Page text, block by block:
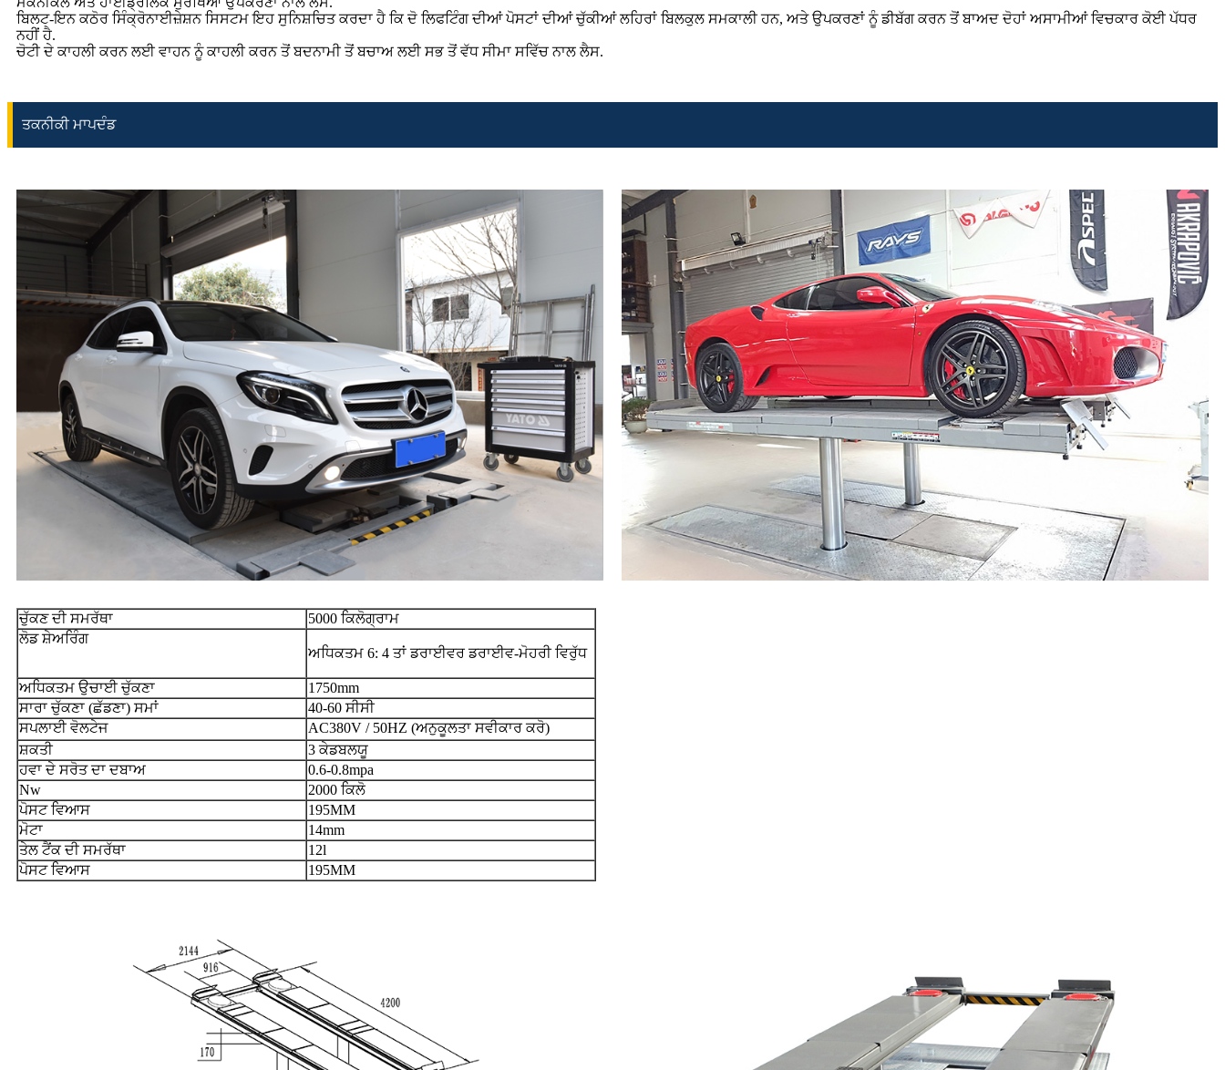
ਬਿਲਟ-ਇਨ ਕਠੋਰ ਸਿੰਕ੍ਰੋਨਾਈਜ਼ੇਸ਼ਨ ਸਿਸਟਮ ਇਹ ਸੁਨਿਸ਼ਚਿਤ ਕਰਦਾ ਹੈ ਕਿ ਦੋ ਲਿਫਟਿੰਗ ਦੀਆਂ ਪੋਸਟਾਂ ਦੀਆਂ ਚੁੱਕੀਆਂ ਲਹਿਰਾਂ ਬਿਲਕੁਲ ਸਮਕਾਲੀ ਹਨ, ਅਤੇ ਉਪਕਰਣਾਂ ਨੂੰ ਡੀਬੱਗ ਕਰਨ ਤੋਂ ਬਾਅਦ ਦੋਹਾਂ ਅਸਾਮੀਆਂ ਵਿਚਕਾਰ ਕੋਈ ਪੱਧਰ
ਨਹੀਂ ਹੈ.
ਚੋਟੀ ਦੇ ਕਾਹਲੀ ਕਰਨ ਲਈ ਵਾਹਨ ਨੂੰ ਕਾਹਲੀ ਕਰਨ ਤੋਂ ਬਦਨਾਮੀ ਤੋਂ ਬਚਾਅ ਲਈ ਸਭ ਤੋਂ ਵੱਧ ਸੀਮਾ ਸਵਿੱਚ ਨਾਲ ਲੈਸ.
ਤਕਨੀਕੀ ਮਾਪਦੰਡ
ਚੁੱਕਣ ਦੀ ਸਮਰੱਥਾ
5000 ਕਿਲੋਗ੍ਰਾਮ
ਲੋਡ ਸ਼ੇਅਰਿੰਗ
ਅਧਿਕਤਮ 6: 4 ਤਾਂ ਡਰਾਈਵਰ ਡਰਾਈਵ-ਮੋਹਰੀ ਵਿਰੁੱਧ
ਅਧਿਕਤਮ ਉਚਾਈ ਚੁੱਕਣਾ
1750mm
ਸਾਰਾ ਚੁੱਕਣਾ (ਛੱਡਣਾ) ਸਮਾਂ
40-60 ਸੀਸੀ
ਸਪਲਾਈ ਵੋਲਟੇਜ
AC380V / 50HZ (ਅਨੁਕੂਲਤਾ ਸਵੀਕਾਰ ਕਰੋ)
ਸ਼ਕਤੀ
3 ਕੇਡਬਲਯੂ
ਹਵਾ ਦੇ ਸਰੋਤ ਦਾ ਦਬਾਅ
0.6-0.8mpa
Nw
2000 ਕਿਲੋ
ਪੋਸਟ ਵਿਆਸ
195MM
ਮੋਟਾ
14mm
ਤੇਲ ਟੈਂਕ ਦੀ ਸਮਰੱਥਾ
12l
ਪੋਸਟ ਵਿਆਸ
195MM